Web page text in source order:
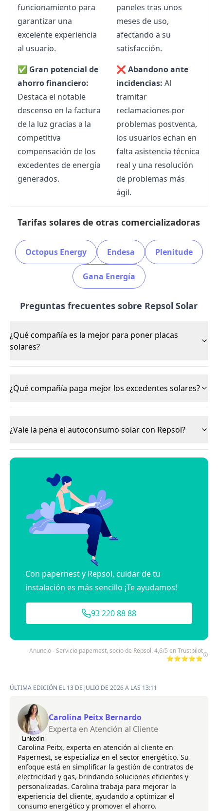
funcionamiento para
garantizar una
excelente experiencia
al usuario.
✅ Gran potencial de
ahorro financiero:
Destaca el notable
descenso en la factura
de la luz gracias a la
competitiva
compensación de los
excedentes de energía
generados.
paneles tras unos
meses de uso,
afectando a su
satisfacción.
❌ Abandono ante
incidencias: Al
tramitar
reclamaciones por
problemas postventa,
los usuarios echan en
falta asistencia técnica
real y una resolución
de problemas más
ágil.
Tarifas solares de otras comercializadoras
Octopus Energy Endesa Plenitude
Gana Energía
Preguntas frecuentes sobre Repsol Solar
¿Qué compañía es la mejor para poner placas
solares?
¿Qué compañía paga mejor los excedentes solares?
¿Vale la pena el autoconsumo solar con Repsol?
Con papernest y Repsol, cuidar de tu
instalación es más sencillo ¡Te ayudamos!
93 220 88 88
Anuncio - Servicio papernest, socio de Repsol. 4,6/5 en Trustpilot
⭐⭐⭐⭐⭐
ÚLTIMA EDICIÓN EL 13 DE JULIO DE 2026 A LAS 13:11
Linkedin
Carolina Peitx Bernardo
Experta en Atención al Cliente
Carolina Peitx, experta en atención al cliente en
Papernest, se especializa en el sector energético. Su
enfoque está en simplificar la gestión de contratos de
electricidad y gas, brindando soluciones eficientes y
personalizadas. Carolina trabaja para mejorar la
experiencia del cliente, ayudando a optimizar el
consumo energético y promover el ahorro.